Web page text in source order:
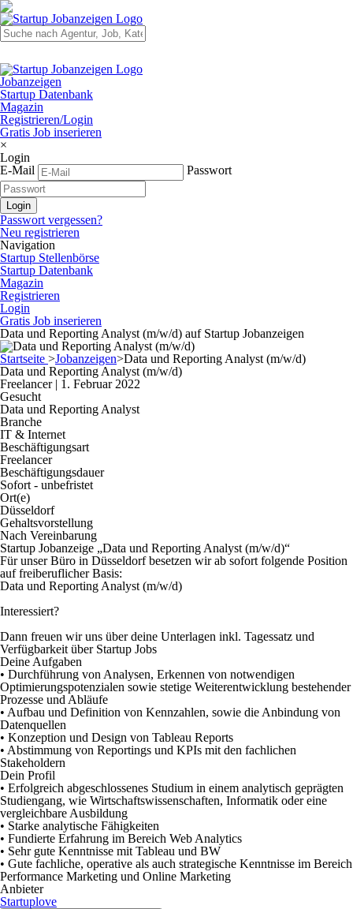
Jobanzeigen
Startup Datenbank
Magazin
Registrieren/Login
Gratis Job inserieren
×
Login
E-Mail
Passwort
Passwort vergessen?
Neu registrieren
Navigation
Startup Stellenbörse
Startup Datenbank
Magazin
Registrieren
Login
Gratis Job inserieren
Data und Reporting Analyst (m/w/d) auf Startup Jobanzeigen
Startseite >Jobanzeigen>Data und Reporting Analyst (m/w/d)
Data und Reporting Analyst (m/w/d)
Freelancer | 1. Februar 2022
Gesucht
Data und Reporting Analyst
Branche
IT & Internet
Beschäftigungsart
Freelancer
Beschäftigungsdauer
Sofort - unbefristet
Ort(e)
Düsseldorf
Gehaltsvorstellung
Nach Vereinbarung
Startup Jobanzeige „Data und Reporting Analyst (m/w/d)“
Für unser Büro in Düsseldorf besetzen wir ab sofort folgende Position
auf freiberuflicher Basis:
Data und Reporting Analyst (m/w/d)
Interessiert?
Dann freuen wir uns über deine Unterlagen inkl. Tagessatz und
Verfügbarkeit über Startup Jobs
Deine Aufgaben
• Durchführung von Analysen, Erkennen von notwendigen
Optimierungspotenzialen sowie stetige Weiterentwicklung bestehender
Prozesse und Abläufe
• Aufbau und Definition von Kennzahlen, sowie die Anbindung von
Datenquellen
• Konzeption und Design von Tableau Reports
• Abstimmung von Reportings und KPIs mit den fachlichen
Stakeholdern
Dein Profil
• Erfolgreich abgeschlossenes Studium in einem analytisch geprägten
Studiengang, wie Wirtschaftswissenschaften, Informatik oder eine
vergleichbare Ausbildung
• Starke analytische Fähigkeiten
• Fundierte Erfahrung im Bereich Web Analytics
• Sehr gute Kenntnisse mit Tableau und BW
• Gute fachliche, operative als auch strategische Kenntnisse im Bereich
Performance Marketing und Online Marketing
Anbieter
Startuplove